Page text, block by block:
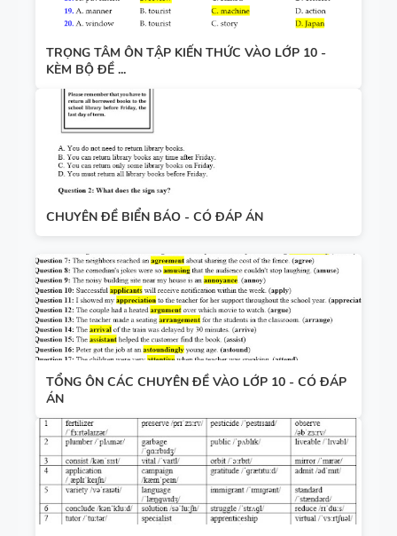
TRỌNG TÂM ÔN TẬP KIẾN THỨC VÀO LỚP 10 -
KÈM BỘ ĐỀ ...
CHUYÊN ĐỀ BIỂN BÁO - CÓ ĐÁP ÁN
TỔNG ÔN CÁC CHUYÊN ĐỀ VÀO LỚP 10 - CÓ ĐÁP
ÁN